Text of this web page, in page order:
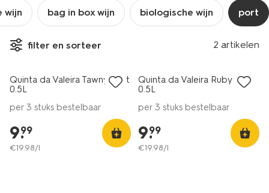
wijn bag in box wijn biologische wijn port
filter en sorteer 2 artikelen
vegan
Quinta da Valeira Tawny port
0.5L
per 3 stuks bestelbaar
9.
99
€19.98/l
Quinta da Valeira Ruby port
0.5L
per 3 stuks bestelbaar
9.
99
€19.98/l